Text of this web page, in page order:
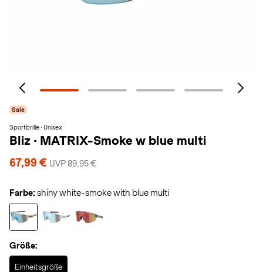
Sale
Sportbrille · Unisex
Bliz · MATRIX-Smoke w blue multi
67,99 € UVP 89,95 €
Farbe: shiny white-smoke with blue multi
Größe:
Einheitsgröße
Selected